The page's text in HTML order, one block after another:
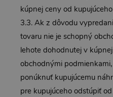
kúpnej ceny od
3.3. Ak z dôvodu
tovaru nie je schopný
lehote dohodnutej v
obchodnými
ponúknuť kupujúcemu
pre kupujúceho odstúpiť